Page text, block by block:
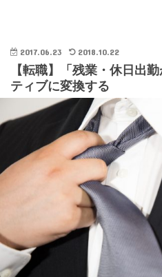
2017.06.23 2018.10.22
【転職】「残業・休日出
ティブに変換する